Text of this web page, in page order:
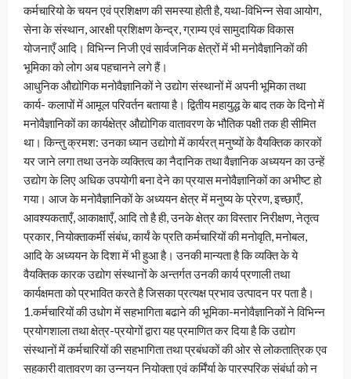
कर्मचारियो के चयन एवं प्रशिक्षण की समस्या होती है, यथा-विभिन्न सेवा आयोग,
सेना के संस्थान, आरक्षी प्रशिक्षण केन्द्र, ग्राम्य एवं सामुदायिक विकास
योजनाएँ आदि। विभिन्न निजी एवं सार्वजनिक क्षेत्रों में भी मनोवैज्ञानिकों की
भूमिका को लोग अब पहचानने लगे हैं।
आधुनिक औद्योगिक मनोवैज्ञानिकों ने उद्योग संस्थानों में अपनी भूमिका तथा
कार्य- कलापों में आमूल परिवर्तन बताया है। द्वितीय महायुद्ध के बाद तक के दिनो में
मनोवैज्ञानिकों का कार्यक्षेत्र औद्योगिक वातावरण के भौतिक पक्षी तक ही सीमित
था। किन्तु क्रमश: उनका ध्यान उद्योगो में कार्यरत् मनुष्यों के वैयक्तिक कारकों
यर जाने लगा तथा उनके व्यक्तित्व का नैदानिक तथा वैज्ञानिक अध्ययन का उन्हें
उद्योग के लिए अधिक उपयोगी बना देने का प्रयास मनोवैज्ञानिकों का अभीष्ट हो
गया। आज के मनोवैज्ञानिकों के अध्ययन क्षेत्र में मनुष्य के प्रेरण, इच्छाएँ,
आवश्यकताएँ, आकाक्षाएँ, आदि तो है ही, उनके क्षेत्र का विस्तार निरीक्षण, नेतृत्व
प्रकार, नियोक्ताकर्मी संबंध, कार्यं के प्रति कर्मचारियों की मनोवृति, मनोबल,
आदि के अध्ययन के दिशा में भी हुआ है। उनकी मान्यता है कि व्यक्ति के ये
वैयक्तिक कारक उद्योग संस्थानों के अन्तर्गत उनकी कार्य प्रणाली तथा
कार्यक्षमता को प्रभावित करते है जिसका प्रत्यक्ष प्रभाव उत्पादन पर पता है।
1.कर्मचारियों की उधोग में सहभागिता बढाने की भूमिका-मनोवैज्ञानिकों ने विभिन्न
प्रयोगशाला तथा क्षेत्र-प्रयोगों द्वारा यह प्रमाणित कर दिया है कि उद्योग
संस्थानों में कर्मचारियों की सहभागिता तथा प्रबंधकों की ओर से लोकतात्रिक एव
सहकारी वातावरण का उन्नयन नियोक्ता एवं कर्मिंर्या के पारस्परिक संबंर्धा को न